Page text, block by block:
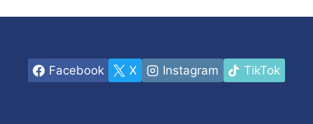
Facebook X Instagram TikTok